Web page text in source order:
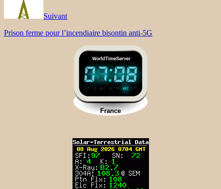
Suivant
Prison ferme pour l’incendiaire bisontin anti-5G